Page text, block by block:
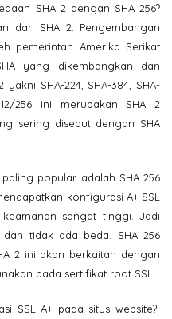
SHA 2 dengan SHA 256?
dari SHA 2. Pengembangan
pemerintah Amerika Serikat
yang dikembangkan dan
SHA-224, SHA-384, SHA-
256 ini merupakan SHA 2
sering disebut dengan SHA
popular adalah SHA 256
konfigurasi A+ SSL
sangat tinggi. Jadi
tidak ada beda. SHA 256
2 ini akan berkaitan dengan
pada sertifikat root SSL.
SSL A+ pada situs website?